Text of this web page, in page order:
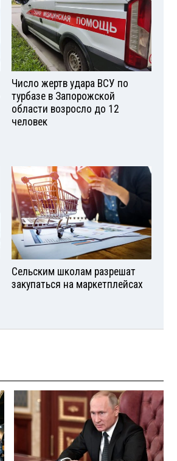
Число жертв удара ВСУ по
турбазе в Запорожской
области возросло до 12
человек
Сельским школам разрешат
закупаться на маркетплейсах